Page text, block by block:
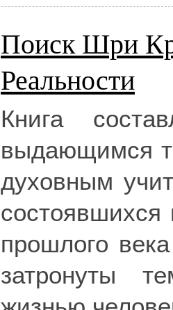
Поиск Шри
Реальности
Книга
выдающимся
духовным
состоявшихся
прошлого
затронуты